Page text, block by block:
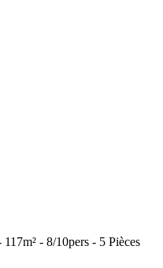
- 8/10pers - 5 Pièces